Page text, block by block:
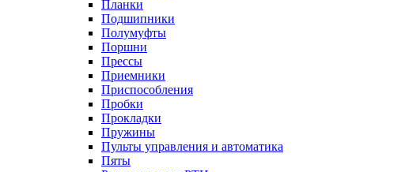
Планки
Подшипники
Полумуфты
Поршни
Прессы
Приемники
Приспособления
Пробки
Прокладки
Пружины
Пульты управления и автоматика
Пяты